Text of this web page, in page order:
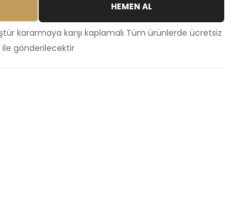
HEMEN AL
kararmaya karşı kaplamalı Tüm ürünlerde ücretsiz
ile gönderilecektir